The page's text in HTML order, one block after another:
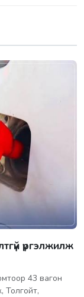
үргэлжилж
43 вагон
Толгойт,